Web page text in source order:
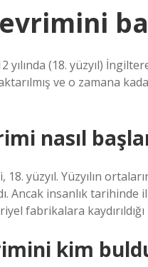
yılında (18. yüzyıl)
ve o zamana
nasıl
18. yüzyıl. Yüzyılın
Ancak insanlık
fabrikalara kaydırıldığı
kim